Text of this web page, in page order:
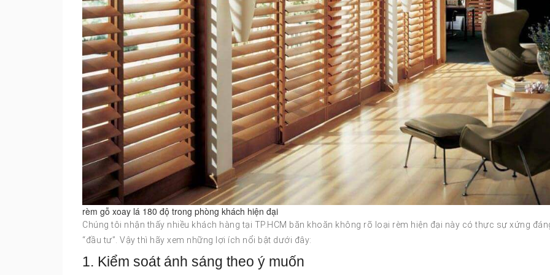
rèm gỗ xoay lá 180 độ trong phòng khách hiện đại
Chúng tôi nhận thấy nhiều khách hàng tại TP.HCM băn khoăn không rõ loại rèm hiện đại này có thực sự xứng
“đầu tư”. Vậy thì hãy xem những lợi ích nổi bật dưới đây:
1. Kiểm soát ánh sáng theo ý muốn